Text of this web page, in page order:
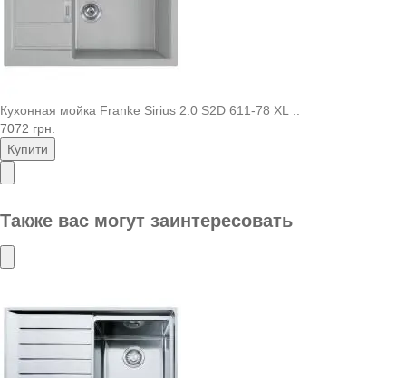
Кухонная мойка Franke Sirius 2.0 S2D 611-78 XL ..
7072 грн.
Купити
Также вас могут заинтересовать